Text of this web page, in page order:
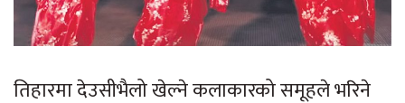
तिहारमा देउसीभैलो खेल्ने कलाकारको समूहले भरिने